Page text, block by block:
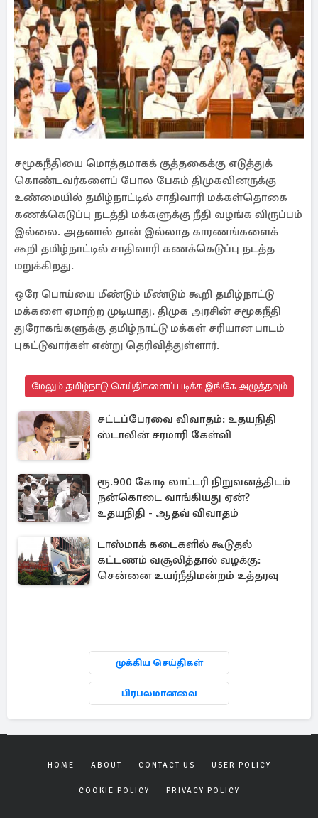
சமூகநீதியை மொத்தமாகக் குத்தகைக்கு எடுத்துக்
கொண்டவர்களைப் போல பேசும் திமுகவினருக்கு
உண்மையில் தமிழ்நாட்டில் சாதிவாரி மக்கள்தொகை
கணக்கெடுப்பு நடத்தி மக்களுக்கு நீதி வழங்க விருப்பம்
இல்லை. அதனால் தான் இல்லாத காரணங்களைக்
கூறி தமிழ்நாட்டில் சாதிவாரி கணக்கெடுப்பு நடத்த
மறுக்கிறது.
ஒரே பொய்யை மீண்டும் மீண்டும் கூறி தமிழ்நாட்டு
மக்களை ஏமாற்ற முடியாது. திமுக அரசின் சமூகநீதி
துரோகங்களுக்கு தமிழ்நாட்டு மக்கள் சரியான பாடம்
புகட்டுவார்கள் என்று தெரிவித்துள்ளார்.
மேலும் தமிழ்நாடு செய்திகளைப் படிக்க இங்கே அழுத்தவும்
சட்டப்பேரவை விவாதம்: உதயநிதி
ஸ்டாலின் சரமாரி கேள்வி
ரூ.900 கோடி லாட்டரி நிறுவனத்திடம்
நன்கொடை வாங்கியது ஏன்?
உதயநிதி - ஆதவ் விவாதம்
டாஸ்மாக் கடைகளில் கூடுதல்
கட்டணம் வசூலித்தால் வழக்கு:
சென்னை உயர்நீதிமன்றம் உத்தரவு
முக்கிய செய்திகள்
பிரபலமானவை
HOME ABOUT CONTACT US USER POLICY
COOKIE POLICY PRIVACY POLICY